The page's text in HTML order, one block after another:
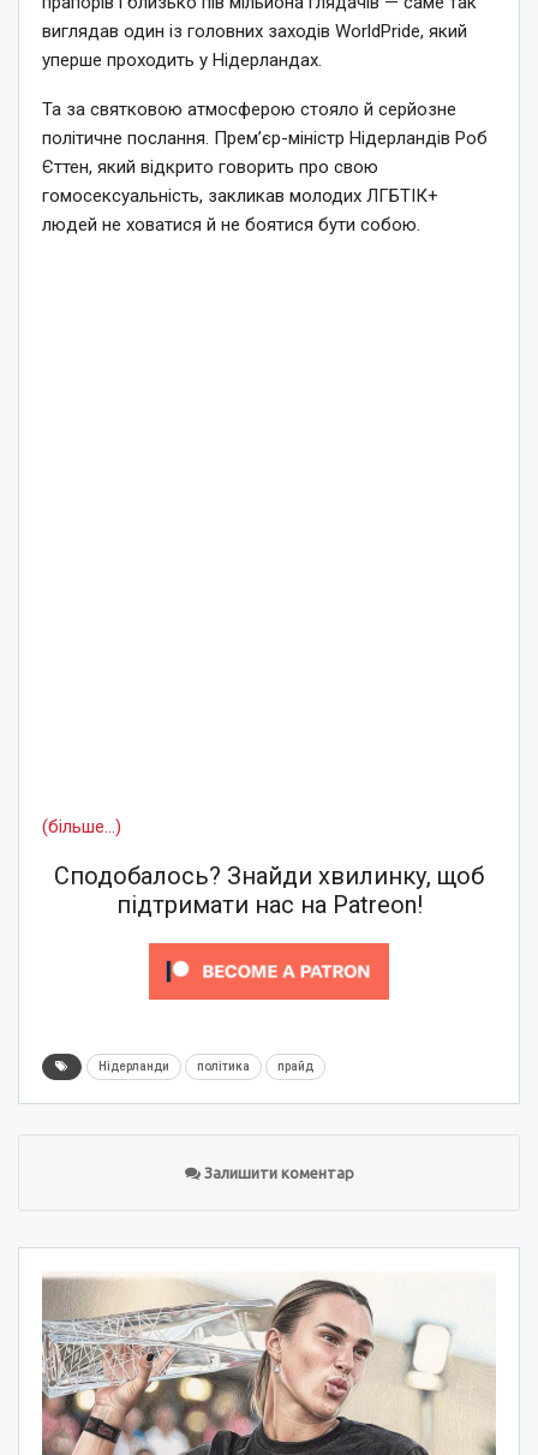
виглядав один із головних заходів WorldPride, який
уперше проходить у Нідерландах.
Та за святковою атмосферою стояло й серйозне
політичне послання. Прем’єр-міністр Нідерландів Роб
Єттен, який відкрито говорить про свою
гомосексуальність, закликав молодих ЛГБТІК+
людей не ховатися й не боятися бути собою.
(більше…)
Сподобалось? Знайди хвилинку, щоб
підтримати нас на Patreon!
Нідерланди політика прайд
Залишити коментар